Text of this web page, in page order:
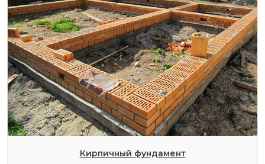
Кирпичный фундамент